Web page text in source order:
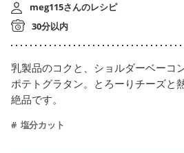
meg115さんのレシピ
30分以内
乳製品のコクと、ショルダーベーコ
ポテトグラタン。とろーりチーズと
絶品です。
塩分カット